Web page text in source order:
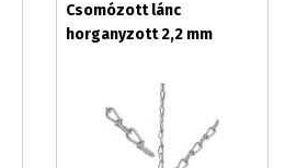
Csomózott lánc
horganyzott 2,2 mm